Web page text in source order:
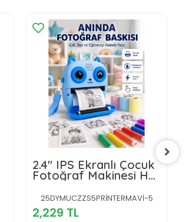
2.4'' IPS Ekranlı Çocuk
Fotoğraf Makinesi HD
Çekim ve Anında Baskı
Keyfi
25DYMUCZZS5PRİNTERMAVİ-5
2,229 TL